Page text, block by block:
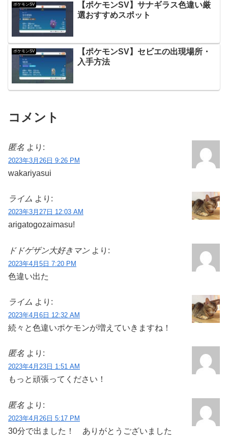
ポケモンSV
【ポケモンSV】サナギラス色違い厳
選おすすめスポット
ポケモンSV
【ポケモンSV】セビエの出現場所・
入手方法
コメント
匿名 より:
2023年3月26日 9:26 PM
wakariyasui
ライム より:
2023年3月27日 12:03 AM
arigatogozaimasu!
ドドゲザン大好きマン より:
2023年4月5日 7:20 PM
色違い出た
ライム より:
2023年4月6日 12:32 AM
続々と色違いポケモンが増えていきますね！
匿名 より:
2023年4月23日 1:51 AM
もっと頑張ってください！
匿名 より:
2023年4月26日 5:17 PM
30分で出ました！ ありがとうございました